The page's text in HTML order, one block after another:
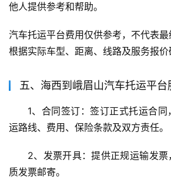
他人提供参考和帮助。
汽车托运平台费用仅供参考，不代表
根据实际车型、距离、线路及服务报价
五、海西到峨眉山汽车托运平台
1、合同签订：签订正式托运合
运路线、费用、保险条款及双方责任。
2、发票开具：提供正规运输发
质发票邮寄。